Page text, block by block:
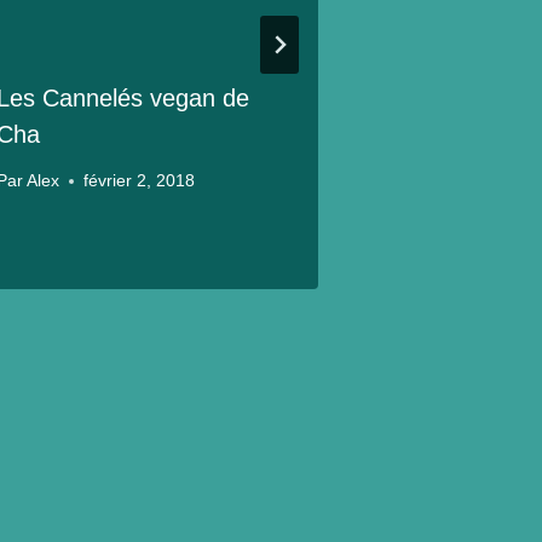
Cannelés vegan de
Par Alex février 2, 2018